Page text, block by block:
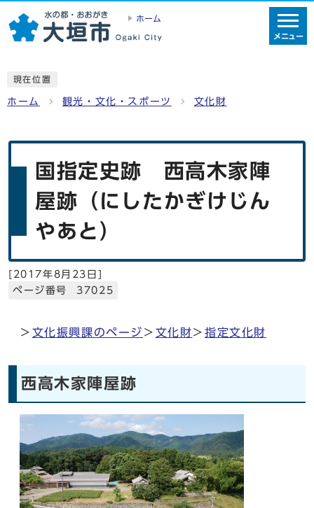
ホーム
メニュー
現在位置
ホーム 観光・文化・スポーツ 文化財
国指定史跡 西高木家陣
屋跡（にしたかぎけじん
やあと）
[ 2017年8月23日 ]
ページ番号 37025
＞ 文化振興課のページ ＞ 文化財＞指定文化財
西高木家陣屋跡